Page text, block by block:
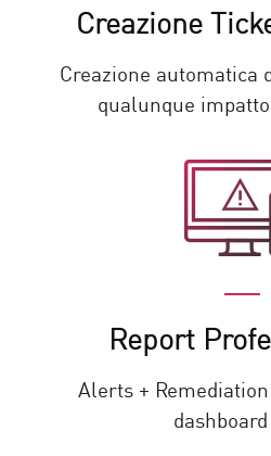
Creazione
Creazione automatica
qualunque
Report
Alerts +
dashboard